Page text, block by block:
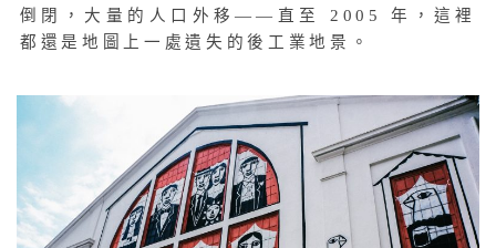
倒閉，大量的人口外移——直至 2005 年，這裡
都還是地圖上一處遺失的後工業地景。